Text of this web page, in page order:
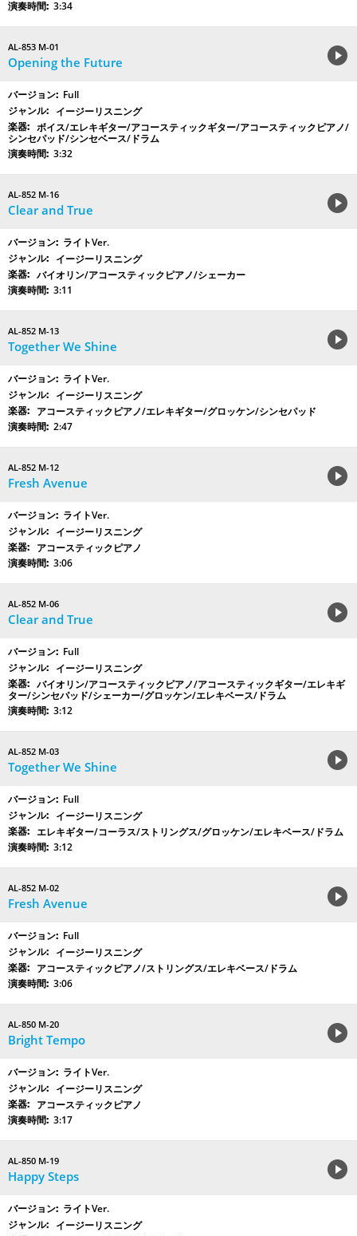
3:34
AL-853 M-01
Opening the Future
Full
イージーリスニング
ボイス/エレキギター/アコースティックギター/アコースティックピアノ/
シンセパッド/シンセベース/ドラム
3:32
AL-852 M-16
Clear and True
ライトVer.
イージーリスニング
バイオリン/アコースティックピアノ/シェーカー
3:11
AL-852 M-13
Together We Shine
ライトVer.
イージーリスニング
アコースティックピアノ/エレキギター/グロッケン/シンセパッド
2:47
AL-852 M-12
Fresh Avenue
ライトVer.
イージーリスニング
アコースティックピアノ
3:06
AL-852 M-06
Clear and True
Full
イージーリスニング
バイオリン/アコースティックピアノ/アコースティックギター/エレキギ
ター/シンセパッド/シェーカー/グロッケン/エレキベース/ドラム
3:12
AL-852 M-03
Together We Shine
Full
イージーリスニング
エレキギター/コーラス/ストリングス/グロッケン/エレキベース/ドラム
3:12
AL-852 M-02
Fresh Avenue
Full
イージーリスニング
アコースティックピアノ/ストリングス/エレキベース/ドラム
3:06
AL-850 M-20
Bright Tempo
ライトVer.
イージーリスニング
アコースティックピアノ
3:17
AL-850 M-19
Happy Steps
ライトVer.
イージーリスニング